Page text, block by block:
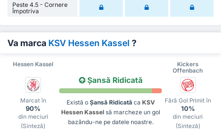
Peste 4.5 - Cornere
Împotriva
Va marca KSV Hessen Kassel ?
Hessen Kassel
Kickers
Offenbach
Marcat în
90%
din meciuri
(Sinteză)
Șansă Ridicată
Există o Șansă Ridicatăca KSV
Hessen Kasselsă marcheze un gol
bazându-ne pe datele noastre.
Fără Gol Primit în
10%
din meciuri
(Sinteză)